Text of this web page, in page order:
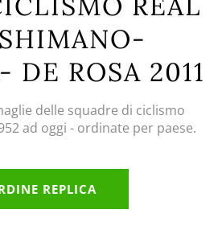
DE ROSA 2011
delle squadre di ciclismo
ad oggi - ordinate per paese.
REPLICA